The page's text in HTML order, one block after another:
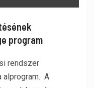
program
rendszer
alprogram. A